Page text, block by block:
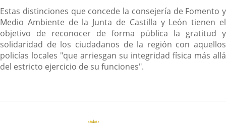
Estas distinciones que concede la consejería de Fomento y
Medio Ambiente de la Junta de Castilla y León tienen el
objetivo de reconocer de forma pública la gratitud y
solidaridad de los ciudadanos de la región con aquellos
policías locales "que arriesgan su integridad física más allá
del estricto ejercicio de su funciones".